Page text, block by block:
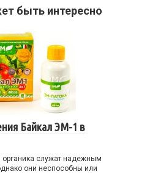
быть интересно
Байкал ЭМ-1 в
служат надежным
они неспособны или